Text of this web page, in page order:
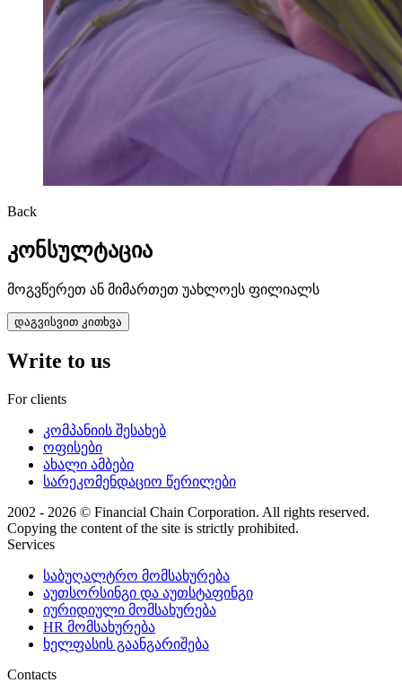
Back
კონსულტაცია
მოგვწერეთ ან მიმართეთ უახლოეს ფილიალს
დაგვისვით კითხვა
Write to us
For clients
კომპანიის შესახებ
ოფისები
ახალი ამბები
სარეკომენდაციო წერილები
2002 - 2026 © Financial Chain Corporation. All rights reserved.
Copying the content of the site is strictly prohibited.
Services
საბუღალტრო მომსახურება
აუთსორსინგი და აუთსტაფინგი
იურიდიული მომსახურება
HR მომსახურება
ხელფასის გაანგარიშება
Сontacts